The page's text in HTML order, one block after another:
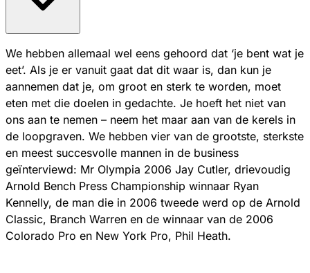
We hebben allemaal wel eens gehoord dat ‘je bent wat je
eet’. Als je er vanuit gaat dat dit waar is, dan kun je
aannemen dat je, om groot en sterk te worden, moet
eten met die doelen in gedachte. Je hoeft het niet van
ons aan te nemen – neem het maar aan van de kerels in
de loopgraven. We hebben vier van de grootste, sterkste
en meest succesvolle mannen in de business
geïnterviewd: Mr Olympia 2006 Jay Cutler, drievoudig
Arnold Bench Press Championship winnaar Ryan
Kennelly, de man die in 2006 tweede werd op de Arnold
Classic, Branch Warren en de winnaar van de 2006
Colorado Pro en New York Pro, Phil Heath.